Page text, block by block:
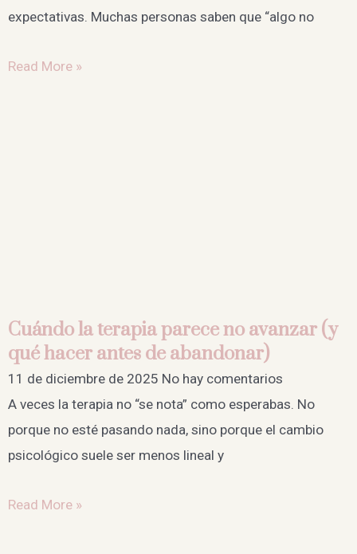
expectativas. Muchas personas saben que “algo no
Read More »
Cuándo la terapia parece no avanzar (y
qué hacer antes de abandonar)
11 de diciembre de 2025 No hay comentarios
A veces la terapia no “se nota” como esperabas. No
porque no esté pasando nada, sino porque el cambio
psicológico suele ser menos lineal y
Read More »